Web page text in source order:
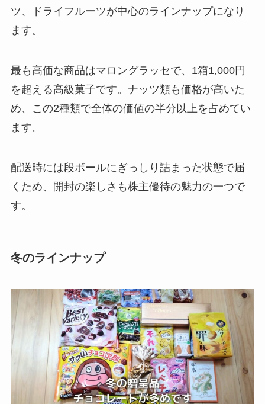
ツ、ドライフルーツが中心のラインナップになり
ます。
最も高価な商品はマロングラッセで、1箱1,000円
を超える高級菓子です。ナッツ類も価格が高いた
め、この2種類で全体の価値の半分以上を占めてい
ます。
配送時には段ボールにぎっしり詰まった状態で届
くため、開封の楽しさも株主優待の魅力の一つで
す。
冬のラインナップ